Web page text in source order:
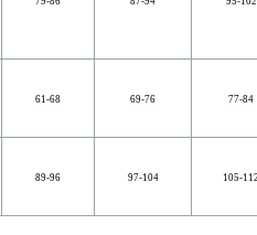
61-68 69-76 77-84
89-96 97-104 105-